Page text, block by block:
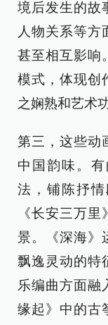
境后发生的故
人物关系等方
甚至相互影响
模式，体现创
之娴熟和艺术
第三，这些动
中国韵味。
法，铺陈抒
《长安三万
景。《深海》
飘逸灵动的特
乐编曲方面融
缘起》中的古